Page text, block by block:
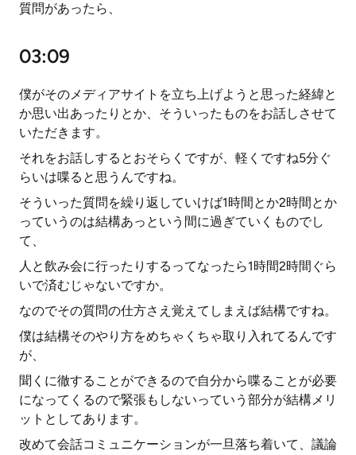
質問があったら、
03:09
僕がそのメディアサイトを立ち上げようと思った経緯と
か思い出あったりとか、そういったものをお話しさせて
いただきます。
それをお話しするとおそらくですが、軽くですね5分ぐ
らいは喋ると思うんですね。
そういった質問を繰り返していけば1時間とか2時間とか
っていうのは結構あっという間に過ぎていくものでし
て、
人と飲み会に行ったりするってなったら1時間2時間ぐら
いで済むじゃないですか。
なのでその質問の仕方さえ覚えてしまえば結構ですね。
僕は結構そのやり方をめちゃくちゃ取り入れてるんです
が、
聞くに徹することができるので自分から喋ることが必要
になってくるので緊張もしないっていう部分が結構メリ
ットとしてあります。
改めて会話コミュニケーションが一旦落ち着いて、議論